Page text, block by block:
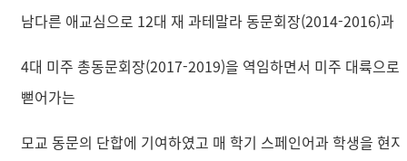
남다른 애교심으로 12대 재 과테말라 동문회장(2014-2016)과
4대 미주 총동문회장(2017-2019)을 역임하면서 미주 대륙으로
뻗어가는
모교 동문의 단합에 기여하였고 매 학기 스페인어과 학생을 현지